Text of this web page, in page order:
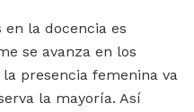
la docencia es
se avanza en los
presencia femenina va
la mayoría. Así